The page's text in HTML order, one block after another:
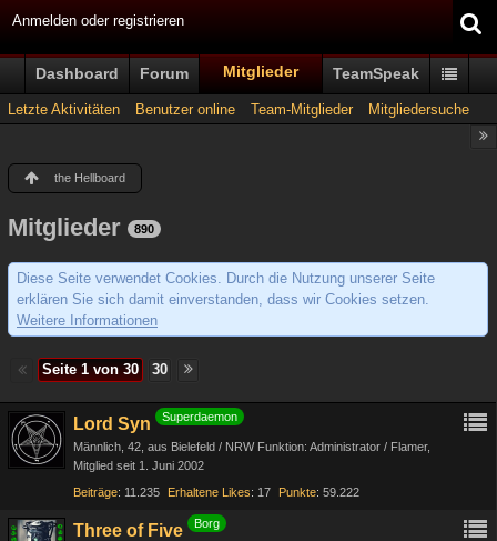
Anmelden oder registrieren
Dashboard Forum Mitglieder TeamSpeak
Letzte Aktivitäten Benutzer online Team-Mitglieder Mitgliedersuche
the Hellboard
Mitglieder 890
Diese Seite verwendet Cookies. Durch die Nutzung unserer Seite
erklären Sie sich damit einverstanden, dass wir Cookies setzen.
Weitere Informationen
Seite 1 von 30 30
Lord Syn Superdaemon
Männlich 42 aus Bielefeld / NRW Funktion: Administrator / Flamer
Mitglied seit 1. Juni 2002
Beiträge 11.235 Erhaltene Likes 17 Punkte 59.222
Three of Five Borg